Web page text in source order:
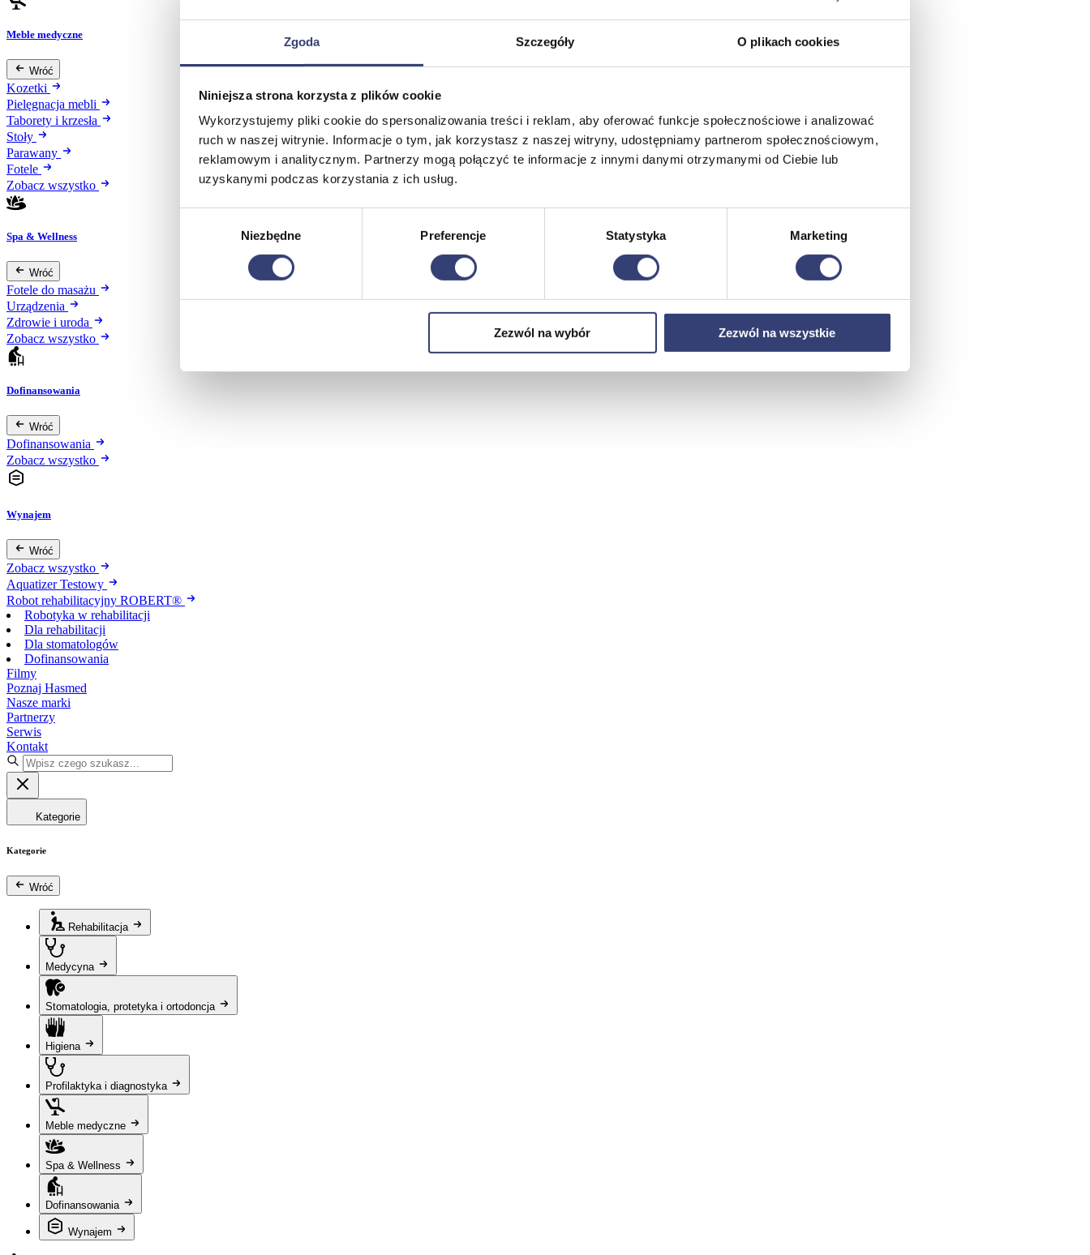
Zgoda Szczegóły O plikach cookies
Niniejsza strona korzysta z plików cookie
Wykorzystujemy pliki cookie do spersonalizowania treści i reklam, aby oferować funkcje społecznościowe i analizować
ruch w naszej witrynie. Informacje o tym, jak korzystasz z naszej witryny, udostępniamy partnerom społecznościowym,
reklamowym i analitycznym. Partnerzy mogą połączyć te informacje z innymi danymi otrzymanymi od Ciebie lub
uzyskanymi podczas korzystania z ich usług.
Niezbędne Preferencje Statystyka Marketing
Zezwól na wybór Zezwól na wszystkie
Meble medyczne
Wróć
Kozetki
Pielęgnacja mebli
Taborety i krzesła
Stoły
Parawany
Fotele
Zobacz wszystko
Spa & Wellness
Wróć
Fotele do masażu
Urządzenia
Zdrowie i uroda
Zobacz wszystko
Dofinansowania
Wróć
Dofinansowania
Zobacz wszystko
Wynajem
Wróć
Zobacz wszystko
Aquatizer Testowy
Robot rehabilitacyjny ROBERT®
Robotyka w rehabilitacji
Dla rehabilitacji
Dla stomatologów
Dofinansowania
Filmy
Poznaj Hasmed
Nasze marki
Partnerzy
Serwis
Kontakt
Kategorie
Kategorie
Wróć
Rehabilitacja
Medycyna
Stomatologia, protetyka i ortodoncja
Higiena
Profilaktyka i diagnostyka
Meble medyczne
Spa & Wellness
Dofinansowania
Wynajem